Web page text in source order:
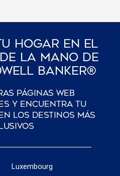
Hogar En El
La Mano De
Banker®
páginas web
y encuentra tu
los destinos más
Luxembourg